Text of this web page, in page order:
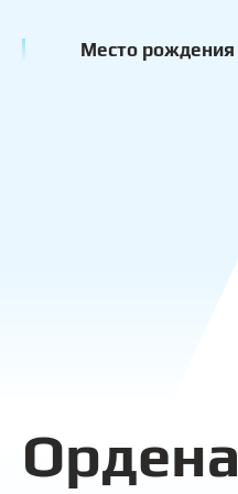
Место рождения
Ордена